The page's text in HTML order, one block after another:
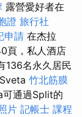
露營愛好者在
證 旅行社
申請 在杰拉
頁，私人酒店
136名永久居民
Sveta 竹北筋膜
可通過Split的
片 記帳士 課程